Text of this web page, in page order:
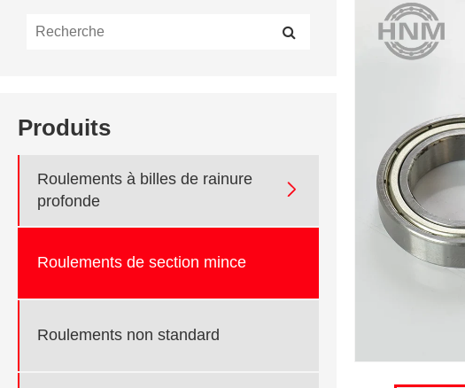
Produits
Roulements à billes de rainure
profonde

Roulements de section mince
Roulements non standard